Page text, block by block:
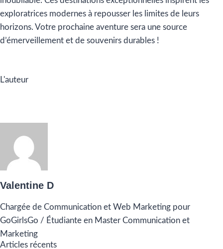
exploratrices modernes à repousser les limites de leurs
horizons. Votre prochaine aventure sera une source
d’émerveillement et de souvenirs durables !
L'auteur
Valentine D
Chargée de Communication et Web Marketing pour
GoGirlsGo / Étudiante en Master Communication et
Marketing
Articles récents